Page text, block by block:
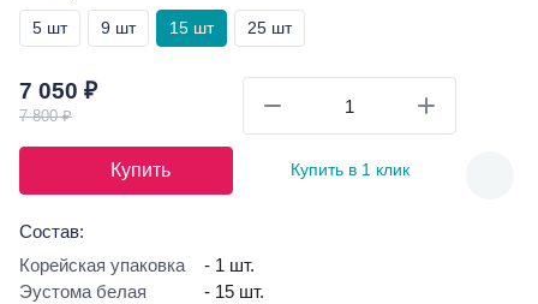
5 шт 9 шт 15 шт 25 шт
7 050 ₽
7 800 ₽
Купить Купить в 1 клик
Состав:
Корейская упаковка
- 1 шт.
Эустома белая
- 15 шт.